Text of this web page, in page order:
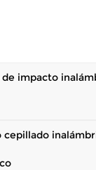
impacto
cepillado